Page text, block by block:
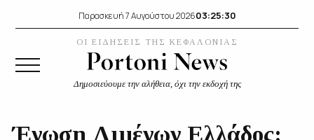
Παρασκευή 7 Αυγούστου 202603:25:31
ΟΙ ΕΙΔΗΣΕΙΣ ΤΗΣ ΚΕΦΑΛΟΝΙΑΣ
Δημοσιεύουμε την αλήθεια, όχι την εκδοχή της
Ένωση Λιμένων Ελλάδος: